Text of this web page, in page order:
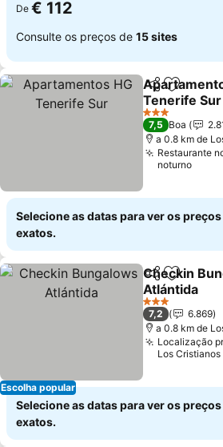
De € 112
Consulte os preços de 15 sites
Partilhar
Tenerife Sur
3 Estrelas
7,5 Boa
a 0.8 km de
Restaurante
noturno
Selecione as datas para ver os preços
exatos.
Escolha popular
Partilhar
Checkin
Atlántida
3 Estrelas
7,2
6.869
a 0.8 km de
Localização
Los Cristianos
Selecione as datas para ver os preços
exatos.